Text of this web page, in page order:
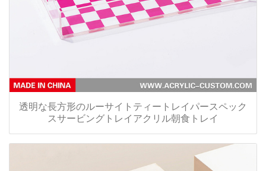
透明な長方形のルーサイトティートレイパースペック
スサービングトレイアクリル朝食トレイ